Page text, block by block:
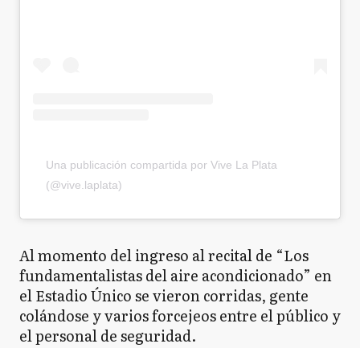
Una publicación compartida por Vive La Plata
(@vive.laplata)
​Al momento del ingreso al recital de “Los
fundamentalistas del aire acondicionado” en
el Estadio Único se vieron corridas, gente
colándose y varios forcejeos entre el público y
el personal de seguridad.